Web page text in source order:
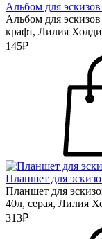
Альбом для
Альбом для
крафт, Лилия
145₽
Планшет для
Планшет для
40л, серая, Лилия
313₽